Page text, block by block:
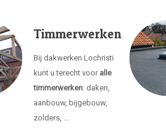
Timmerwerken
Bij dakwerken Lochristi
kunt u terecht voor alle
timmerwerken: daken,
aanbouw, bijgebouw,
zolders, ...